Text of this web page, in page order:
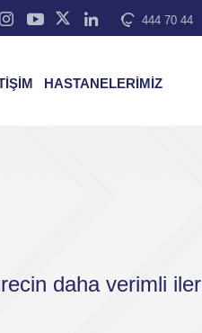
444 70 44
HASTANELERİMİZ
daha verimli